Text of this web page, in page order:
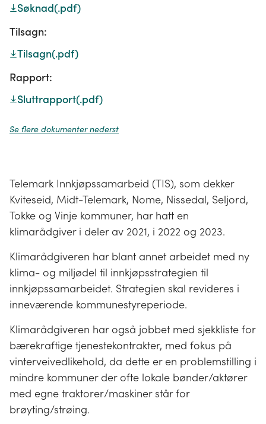
Søknad(.pdf)
Tilsagn:
Tilsagn(.pdf)
Rapport:
Sluttrapport(.pdf)
Se flere dokumenter nederst
Telemark Innkjøpssamarbeid (TIS), som dekker
Kviteseid, Midt-Telemark, Nome, Nissedal, Seljord,
Tokke og Vinje kommuner, har hatt en
klimarådgiver i deler av 2021, i 2022 og 2023.
Klimarådgiveren har blant annet arbeidet med ny
klima- og miljødel til innkjøpsstrategien til
innkjøpssamarbeidet. Strategien skal revideres i
inneværende kommunestyreperiode.
Klimarådgiveren har også jobbet med sjekkliste for
bærekraftige tjenestekontrakter, med fokus på
vinterveivedlikehold, da dette er en problemstilling i
mindre kommuner der ofte lokale bønder/aktører
med egne traktorer/maskiner står for
brøyting/strøing.